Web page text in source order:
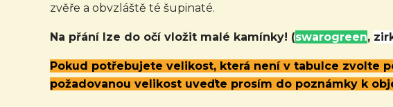
zvěře a obvzláště té šupinaté.
Na přání lze do očí vložit malé kamínky! (swarogreen,
Pokud potřebujete velikost, která není v tabulce zvolte
požadovanou velikost uveďte prosím do poznámky k